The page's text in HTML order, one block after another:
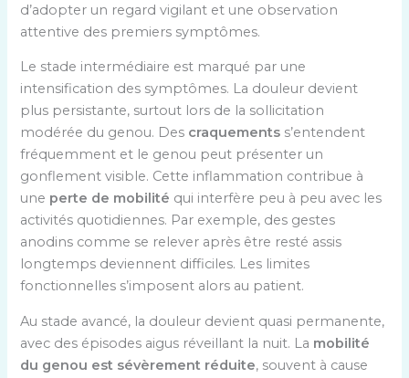
d’adopter un regard vigilant et une observation
attentive des premiers symptômes.
Le stade intermédiaire est marqué par une
intensification des symptômes. La douleur devient
plus persistante, surtout lors de la sollicitation
modérée du genou. Des craquements s’entendent
fréquemment et le genou peut présenter un
gonflement visible. Cette inflammation contribue à
une perte de mobilité qui interfère peu à peu avec les
activités quotidiennes. Par exemple, des gestes
anodins comme se relever après être resté assis
longtemps deviennent difficiles. Les limites
fonctionnelles s’imposent alors au patient.
Au stade avancé, la douleur devient quasi permanente,
avec des épisodes aigus réveillant la nuit. La mobilité
du genou est sévèrement réduite, souvent à cause